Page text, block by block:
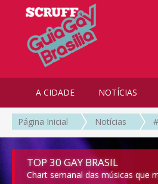
A CIDADE NOTÍCIAS
Página Inicial Notícias
TOP 30 GAY BRASIL
Chart semanal das músicas que